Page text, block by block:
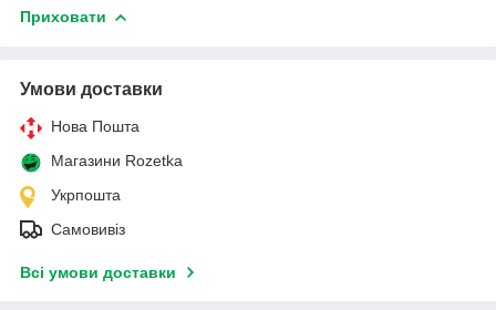
Приховати
Умови доставки
Нова Пошта
Магазини Rozetka
Укрпошта
Самовивіз
Всі умови доставки